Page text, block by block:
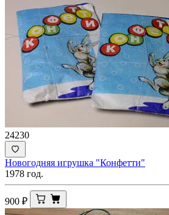
24230
Новогодняя игрушка "Конфетти"
1978 год.
900 ₽